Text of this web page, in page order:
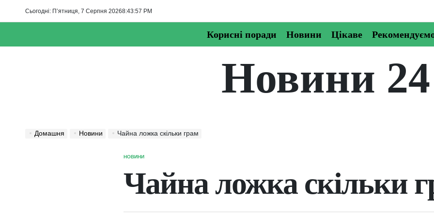
Сьогодні: П’ятниця, 7 Серпня 20268:43:57 PM
Корисні поради Новини Цікаве
Новини 24
Домашня Новини Чайна ложка скільки грам
ОПУБЛІКУВАТИ
НОВИНИ
Чайна ложка скільки